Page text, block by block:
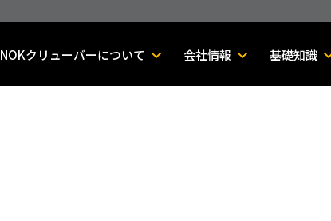
NOKクリューバーについて 会社情報 基礎知識